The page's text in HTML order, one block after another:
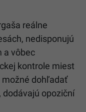
je jediným
pripisuje. Ďalšia
dotácií
krajiny. Podľa
pod Migaľovým
eur z
subjekty, ktoré